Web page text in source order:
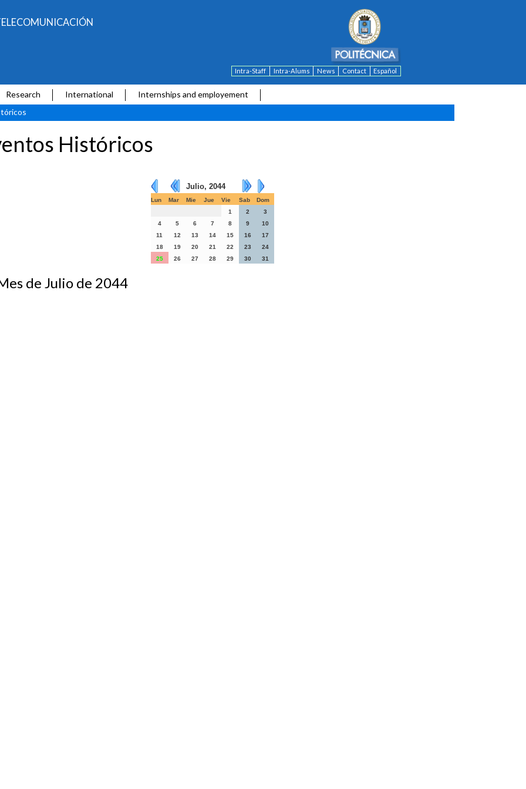
Intra-Staff Intra-Alums News Contact Español
Research International
Internships and employement
Históricos
Julio, 2044
Lun Mar Mie Jue Vie Sab
Dom
1
2
3
4
5 6 7 8 9
10
11
12 13 14 15 16
17
18
19 20 21 22 23
24
25
26 27 28 29 30 31
de Julio de 2044